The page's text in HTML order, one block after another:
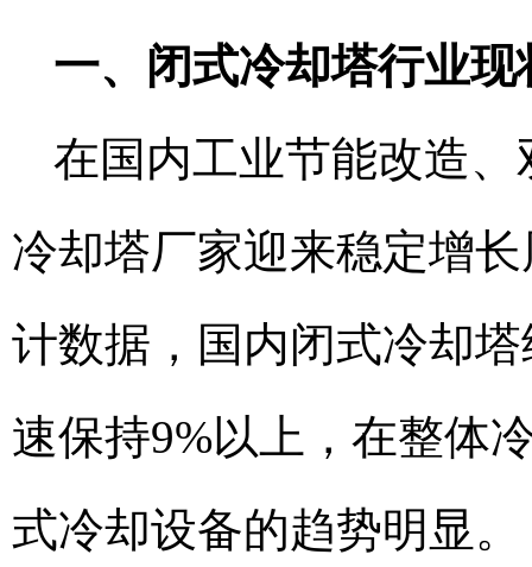
一、闭式冷却塔行业
在国内工业节能改造
冷却塔厂家迎来稳定增
计数据，国内闭式冷却
速保持9%以上，在整体
式冷却设备的趋势明显。